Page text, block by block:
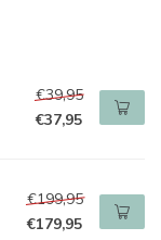
€39,95
€37,95
€199,95
€179,95